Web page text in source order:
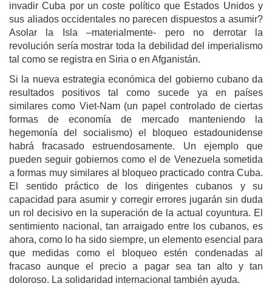
invadir Cuba por un coste político que Estados Unidos y
sus aliados occidentales no parecen dispuestos a asumir?
Asolar la Isla –materialmente- pero no derrotar la
revolución sería mostrar toda la debilidad del imperialismo
tal como se registra en Siria o en Afganistán.
Si la nueva estrategia económica del gobierno cubano da
resultados positivos tal como sucede ya en países
similares como Viet-Nam (un papel controlado de ciertas
formas de economía de mercado manteniendo la
hegemonía del socialismo) el bloqueo estadounidense
habrá fracasado estruendosamente. Un ejemplo que
pueden seguir gobiernos como el de Venezuela sometida
a formas muy similares al bloqueo practicado contra Cuba.
El sentido práctico de los dirigentes cubanos y su
capacidad para asumir y corregir errores jugarán sin duda
un rol decisivo en la superación de la actual coyuntura. El
sentimiento nacional, tan arraigado entre los cubanos, es
ahora, como lo ha sido siempre, un elemento esencial para
que medidas como el bloqueo estén condenadas al
fracaso aunque el precio a pagar sea tan alto y tan
doloroso. La solidaridad internacional también ayuda.